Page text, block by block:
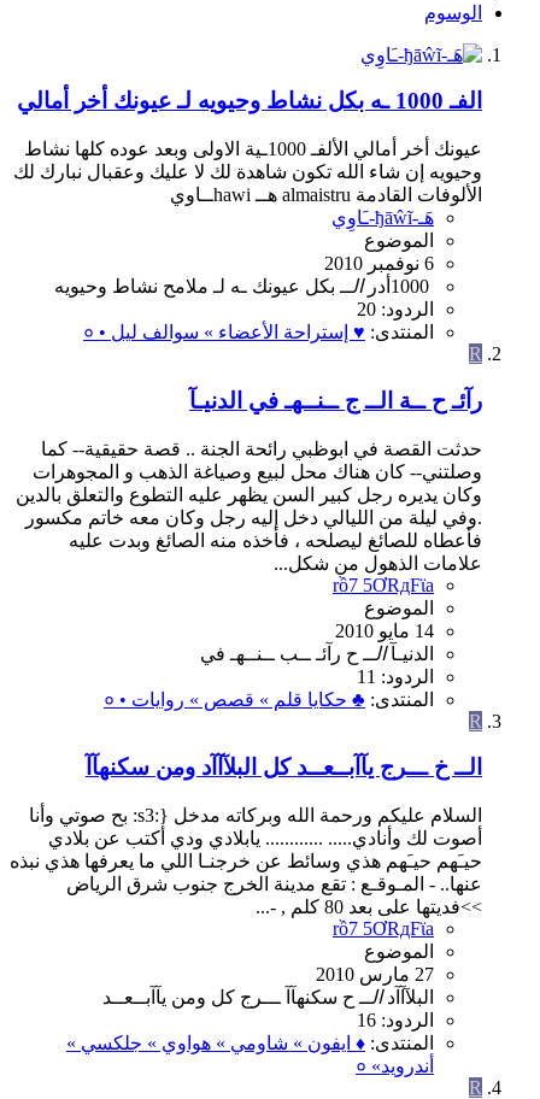
الوسوم
الفـ 1000 ـه بكل نشاط وحيويه لـ عيونك أخر أمالي
عيونك أخر أمالي الألفـ 1000ـية الاولى وبعد عوده كلها نشاط
وحيويه إن شاء الله تكون شاهدة لك لا عليك وعقبال نبارك لك
الألوفات القادمة almaistru هــ hawiــاوي
هَـ-ђāŵĩ-ـَاوِي
الموضوع
6 نوفمبر 2010
1000 أدرالــ بكل عيونك ـه لـ ملامح نشاط وحيويه
الردود: 20
المنتدى: ♥ إستراحة الأعضاء » سوالف ليل • ०
R
رآئـ ح ــة الــ ج ــنــهـ في الدنيـآ
حدثت القصة في ابوظبي رائحة الجنة .. قصة حقيقية-- كما
وصلتني-- كان هناك محل لبيع وصياغة الذهب و المجوهرات
وكان يديره رجل كبير السن يظهر عليه التطوع والتعلق بالدين
.وفي ليلة من الليالي دخل إليه رجل وكان معه خاتم مكسور
فأعطاه للصائغ ليصلحه ، فأخذه منه الصائغ وبدت عليه
علامات الذهول من شكل...
rồ7 5ƠRдFϊa
الموضوع
14 مايو 2010
الدنيـآالــ ح رآئـ ــب ــنــهـ في
الردود: 11
المنتدى: ♣ حكايا قلم » قصص » روايات • ०
R
الــ خ ـــرج يآآبــعــد كل البلآآآد ومن سكنهآآ
السلام عليكم ورحمة الله وبركاته مدخل {:s3: بح صوتي وأنا
أصوت لك وأنادي..... ............ يابلادي ودي أكتب عن بلادي
حيـَهم حيـَهم هذي وسائط عن خرجنـا اللي ما يعرفها هذي نبذه
عنها.. - المـوقـع : تقع مدينة الخرج جنوب شرق الرياض
>>فديتها على بعد 80 كلم , -...
rồ7 5ƠRдFϊa
الموضوع
27 مارس 2010
البلآآآدالــ ح سكنهآآ ـــرج كل ومن يآآبــعــد
الردود: 16
المنتدى: ♦ ايفون » شاومي » هواوي » جلكسي »
أندرويد» ०
R